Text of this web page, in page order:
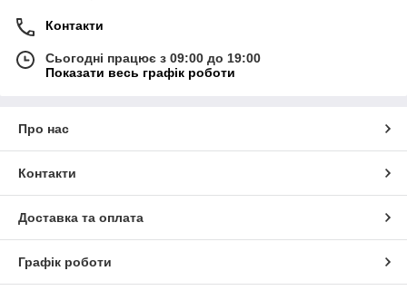
Контакти
Сьогодні працює з 09:00 до 19:00
Показати весь графік роботи
Про нас
Контакти
Доставка та оплата
Графік роботи